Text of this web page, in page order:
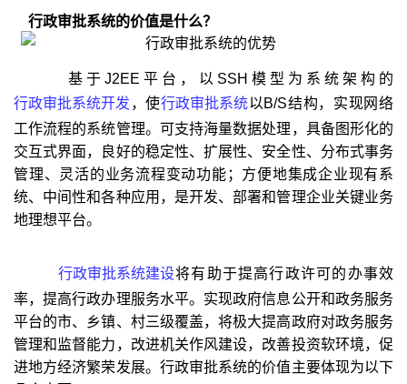
行政审批系统的价值是什么？
基于J2EE平台，以SSH模型为系统架构的
行政审批系统开发 ，使行政审批系统以B/S结构，实现网络
工作流程的系统管理。可支持海量数据处理，具备图形化的
交互式界面，良好的稳定性、扩展性、安全性、分布式事务
管理、灵活的业务流程变动功能；方便地集成企业现有系
统、中间性和各种应用，是开发、部署和管理企业关键业务
地理想平台。
行政审批系统建设将有助于提高行政许可的办事效
率，提高行政办理服务水平。实现政府信息公开和政务服务
平台的市、乡镇、村三级覆盖，将极大提高政府对政务服务
管理和监督能力，改进机关作风建设，改善投资软环境，促
进地方经济繁荣发展。行政审批系统的价值主要体现为以下